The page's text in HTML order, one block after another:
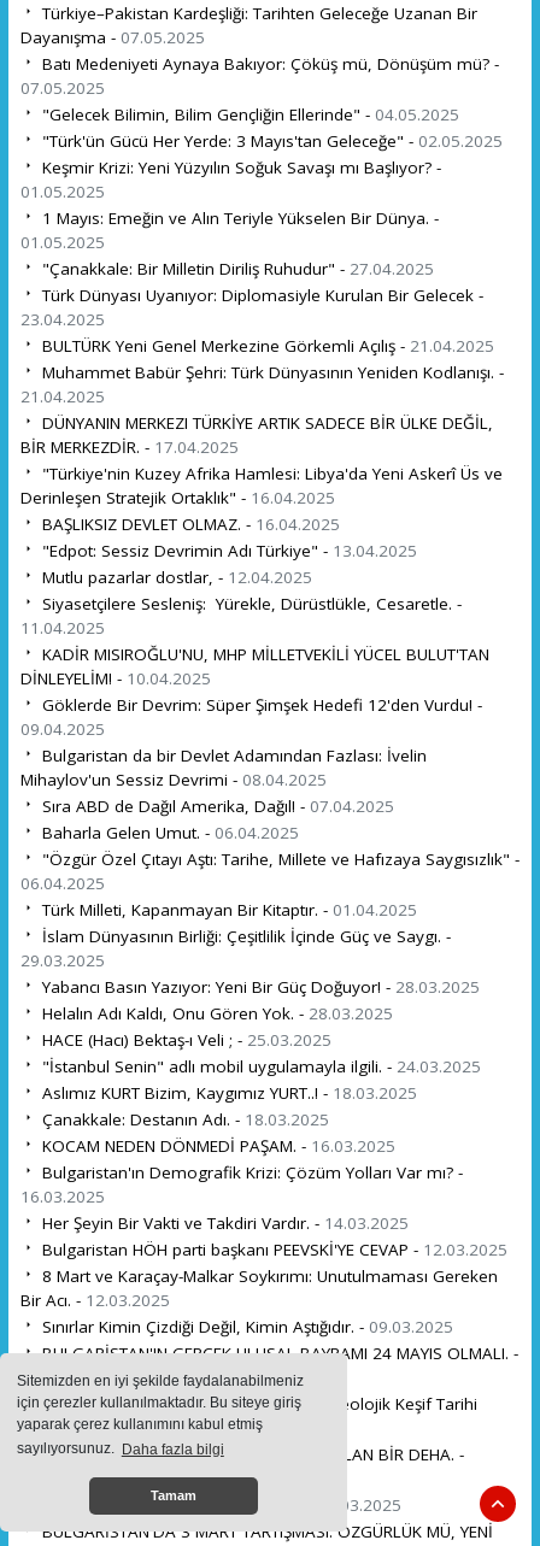
Sitemizden en iyi şekilde faydalanabilmeniz
için çerezler kullanılmaktadır. Bu siteye giriş
yaparak çerez kullanımını kabul etmiş
sayılıyorsunuz. Daha fazla bilgi
Tamam
Türkiye–Pakistan Kardeşliği: Tarihten Geleceğe Uzanan Bir
Dayanışma - 07.05.2025
Batı Medeniyeti Aynaya Bakıyor: Çöküş mü, Dönüşüm mü? -
07.05.2025
"Gelecek Bilimin, Bilim Gençliğin Ellerinde" - 04.05.2025
"Türk'ün Gücü Her Yerde: 3 Mayıs'tan Geleceğe" - 02.05.2025
Keşmir Krizi: Yeni Yüzyılın Soğuk Savaşı mı Başlıyor? -
01.05.2025
1 Mayıs: Emeğin ve Alın Teriyle Yükselen Bir Dünya. -
01.05.2025
"Çanakkale: Bir Milletin Diriliş Ruhudur" - 27.04.2025
Türk Dünyası Uyanıyor: Diplomasiyle Kurulan Bir Gelecek -
23.04.2025
BULTÜRK Yeni Genel Merkezine Görkemli Açılış - 21.04.2025
Muhammet Babür Şehri: Türk Dünyasının Yeniden Kodlanışı. -
21.04.2025
DÜNYANIN MERKEZI TÜRKİYE ARTIK SADECE BİR ÜLKE DEĞİL,
BİR MERKEZDİR. - 17.04.2025
"Türkiye'nin Kuzey Afrika Hamlesi: Libya'da Yeni Askerî Üs ve
Derinleşen Stratejik Ortaklık" - 16.04.2025
BAŞLIKSIZ DEVLET OLMAZ. - 16.04.2025
"Edpot: Sessiz Devrimin Adı Türkiye" - 13.04.2025
Mutlu pazarlar dostlar, - 12.04.2025
Siyasetçilere Sesleniş: Yürekle, Dürüstlükle, Cesaretle. -
11.04.2025
KADİR MISIROĞLU'NU, MHP MİLLETVEKİLİ YÜCEL BULUT'TAN
DİNLEYELİM! - 10.04.2025
Göklerde Bir Devrim: Süper Şimşek Hedefi 12'den Vurdu! -
09.04.2025
Bulgaristan da bir Devlet Adamından Fazlası: İvelin
Mihaylov'un Sessiz Devrimi - 08.04.2025
Sıra ABD de Dağıl Amerika, Dağıl! - 07.04.2025
Baharla Gelen Umut. - 06.04.2025
"Özgür Özel Çıtayı Aştı: Tarihe, Millete ve Hafızaya Saygısızlık" -
06.04.2025
Türk Milleti, Kapanmayan Bir Kitaptır. - 01.04.2025
İslam Dünyasının Birliği: Çeşitlilik İçinde Güç ve Saygı. -
29.03.2025
Yabancı Basın Yazıyor: Yeni Bir Güç Doğuyor! - 28.03.2025
Helalın Adı Kaldı, Onu Gören Yok. - 28.03.2025
HACE (Hacı) Bektaş-ı Veli ; - 25.03.2025
"İstanbul Senin" adlı mobil uygulamayla ilgili. - 24.03.2025
Aslımız KURT Bizim, Kaygımız YURT..! - 18.03.2025
Çanakkale: Destanın Adı. - 18.03.2025
KOCAM NEDEN DÖNMEDİ PAŞAM. - 16.03.2025
Bulgaristan'ın Demografik Krizi: Çözüm Yolları Var mı? -
16.03.2025
Her Şeyin Bir Vakti ve Takdiri Vardır. - 14.03.2025
Bulgaristan HÖH parti başkanı PEEVSKİ'YE CEVAP - 12.03.2025
8 Mart ve Karaçay-Malkar Soykırımı: Unutulmaması Gereken
Bir Acı. - 12.03.2025
Sınırlar Kimin Çizdiği Değil, Kimin Aştığıdır. - 09.03.2025
BULGARİSTAN'IN GERÇEK ULUSAL BAYRAMI 24 MAYIS OLMALI. -
08.03.2025
Dünya Şokta: Meksika'daki Korkunç Arkeolojik Keşif Tarihi
Değiştiriyor! -06.03.2025
NURİ KİLLİGİL: TARİHİN GÖLGESİNDE KALAN BİR DEHA. -
05.03.2025
Modern Kölelik ve Mücadele Ruhu. -
05.03.2025
BULGARİSTAN'DA 3 MART TARTIŞMASI: ÖZGÜRLÜK MÜ, YENİ